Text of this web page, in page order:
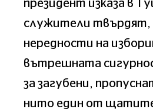
президент изказа в
служители твърдят,
нередности на
вътрешната
за загубени,
нито един от